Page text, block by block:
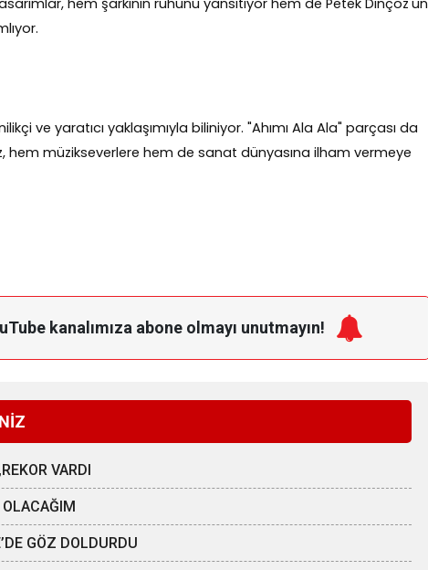
hem şarkının ruhunu yansıtıyor hem de Petek Dinçöz'ün
ve yaratıcı yaklaşımıyla biliniyor. "Ahımı Ala Ala" parçası da
hem müzikseverlere hem de sanat dünyasına ilham vermeye
kanalımıza abone olmayı unutmayın!
VARDI
GÖZ DOLDURDU